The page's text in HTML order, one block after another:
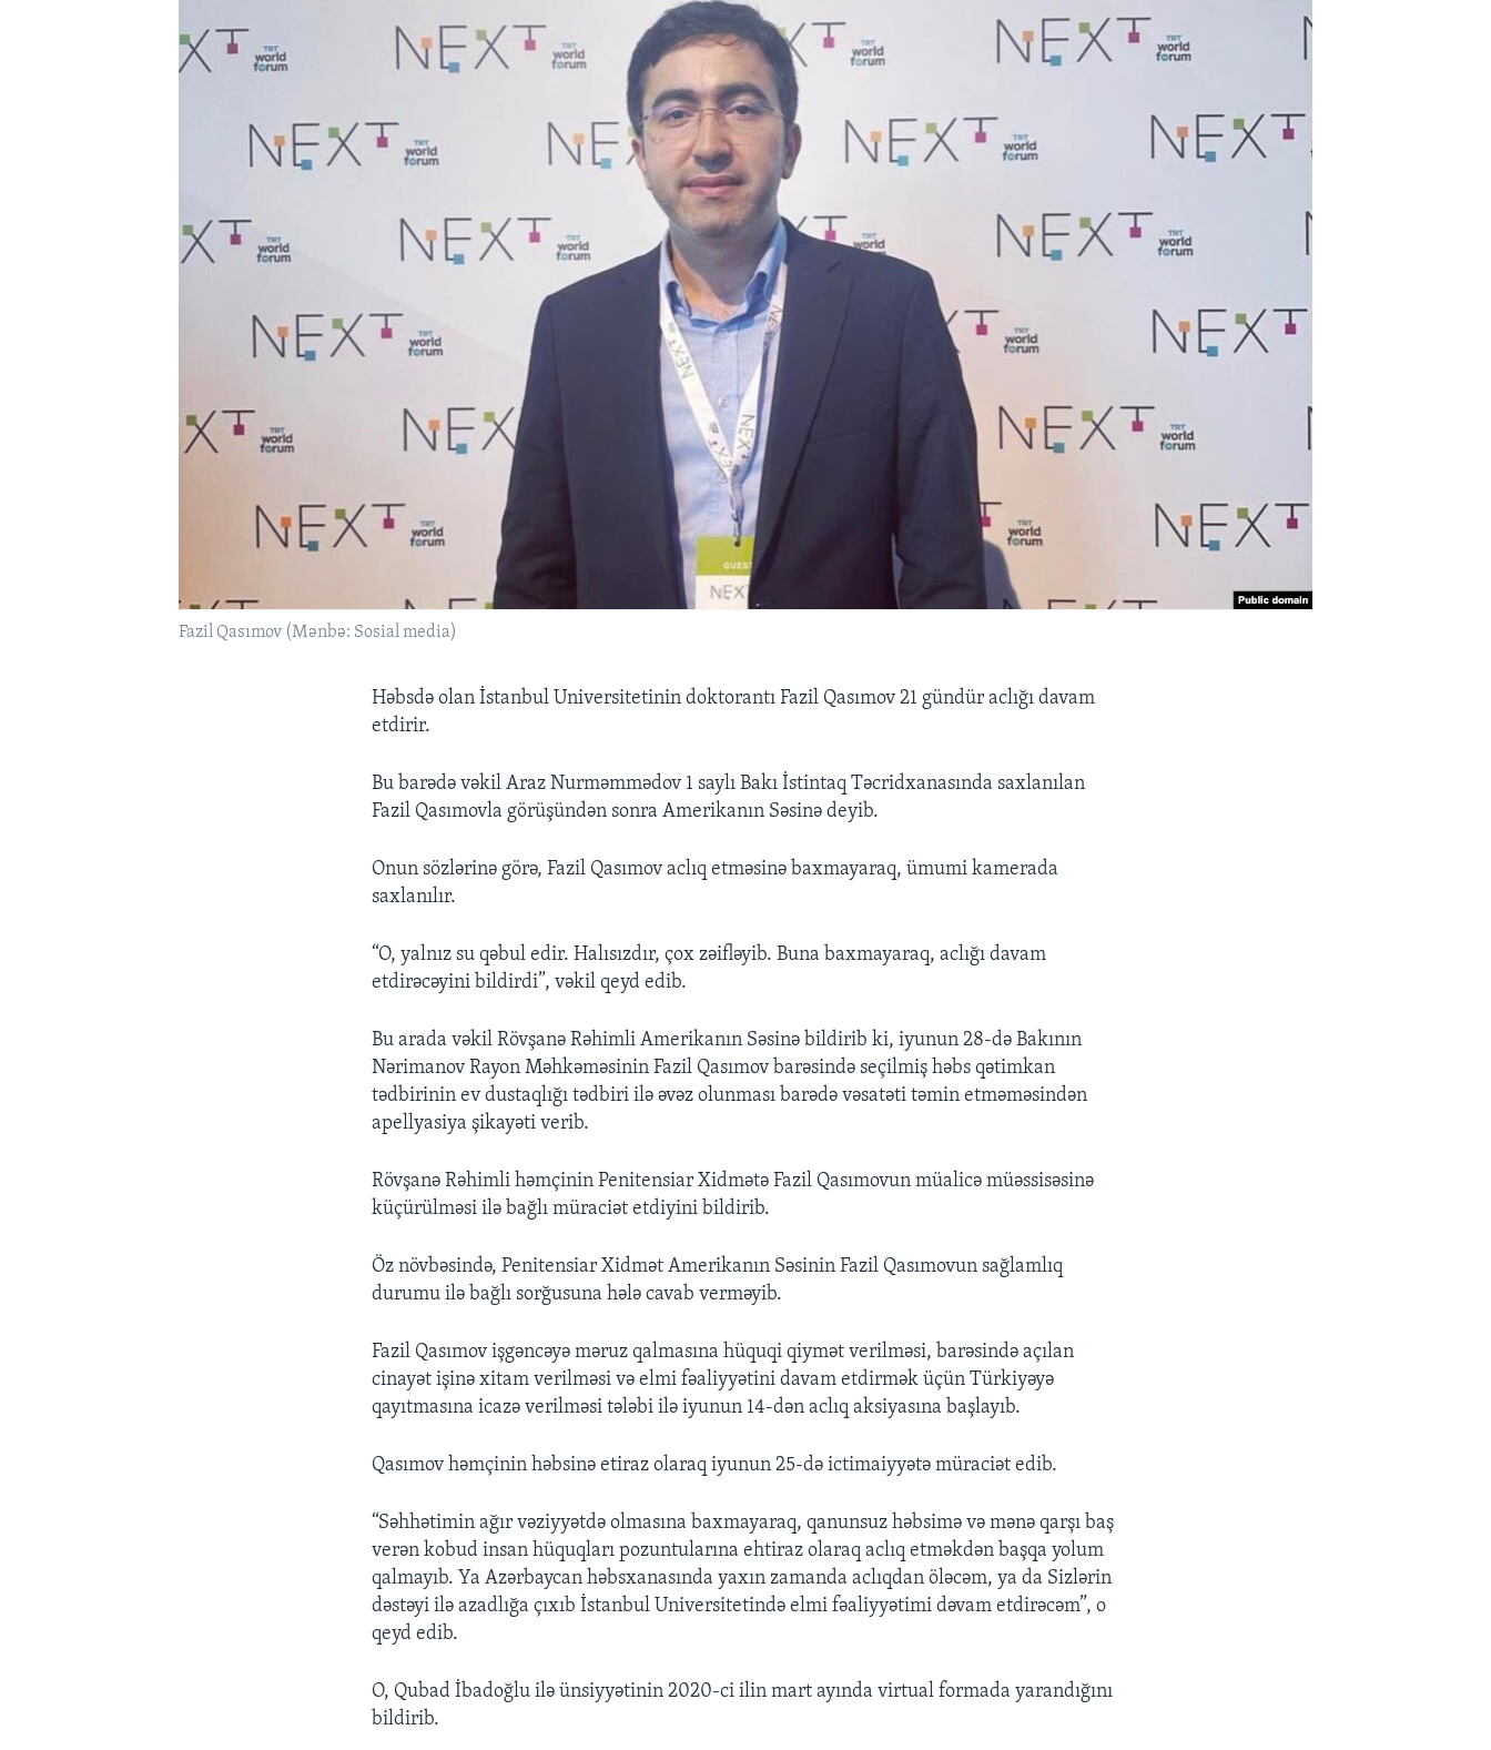
Fazil Qasımov (Mənbə: Sosial media)
Həbsdə olan İstanbul Universitetinin doktorantı Fazil Qasımov 21 gündür aclığı davam
etdirir.
Bu barədə vəkil Araz Nurməmmədov 1 saylı Bakı İstintaq Təcridxanasında saxlanılan
Fazil Qasımovla görüşündən sonra Amerikanın Səsinə deyib.
Onun sözlərinə görə, Fazil Qasımov aclıq etməsinə baxmayaraq, ümumi kamerada
saxlanılır.
“O, yalnız su qəbul edir. Halısızdır, çox zəifləyib. Buna baxmayaraq, aclığı davam
etdirəcəyini bildirdi”, vəkil qeyd edib.
Bu arada vəkil Rövşanə Rəhimli Amerikanın Səsinə bildirib ki, iyunun 28-də Bakının
Nərimanov Rayon Məhkəməsinin Fazil Qasımov barəsində seçilmiş həbs qətimkan
tədbirinin ev dustaqlığı tədbiri ilə əvəz olunması barədə vəsatəti təmin etməməsindən
apellyasiya şikayəti verib.
Rövşanə Rəhimli həmçinin Penitensiar Xidmətə Fazil Qasımovun müalicə müəssisəsinə
küçürülməsi ilə bağlı müraciət etdiyini bildirib.
Öz növbəsində, Penitensiar Xidmət Amerikanın Səsinin Fazil Qasımovun sağlamlıq
durumu ilə bağlı sorğusuna hələ cavab verməyib.
Fazil Qasımov işgəncəyə məruz qalmasına hüquqi qiymət verilməsi, barəsində açılan
cinayət işinə xitam verilməsi və elmi fəaliyyətini davam etdirmək üçün Türkiyəyə
qayıtmasına icazə verilməsi tələbi ilə iyunun 14-dən aclıq aksiyasına başlayıb.
Qasımov həmçinin həbsinə etiraz olaraq iyunun 25-də ictimaiyyətə müraciət edib.
“Səhhətimin ağır vəziyyətdə olmasına baxmayaraq, qanunsuz həbsimə və mənə qarşı baş
verən kobud insan hüquqları pozuntularına ehtiraz olaraq aclıq etməkdən başqa yolum
qalmayıb. Ya Azərbaycan həbsxanasında yaxın zamanda aclıqdan öləcəm, ya da Sizlərin
dəstəyi ilə azadlığa çıxıb İstanbul Universitetində elmi fəaliyyətimi dəvam etdirəcəm”, o
qeyd edib.
O, Qubad İbadoğlu ilə ünsiyyətinin 2020-ci ilin mart ayında virtual formada yarandığını
bildirib.